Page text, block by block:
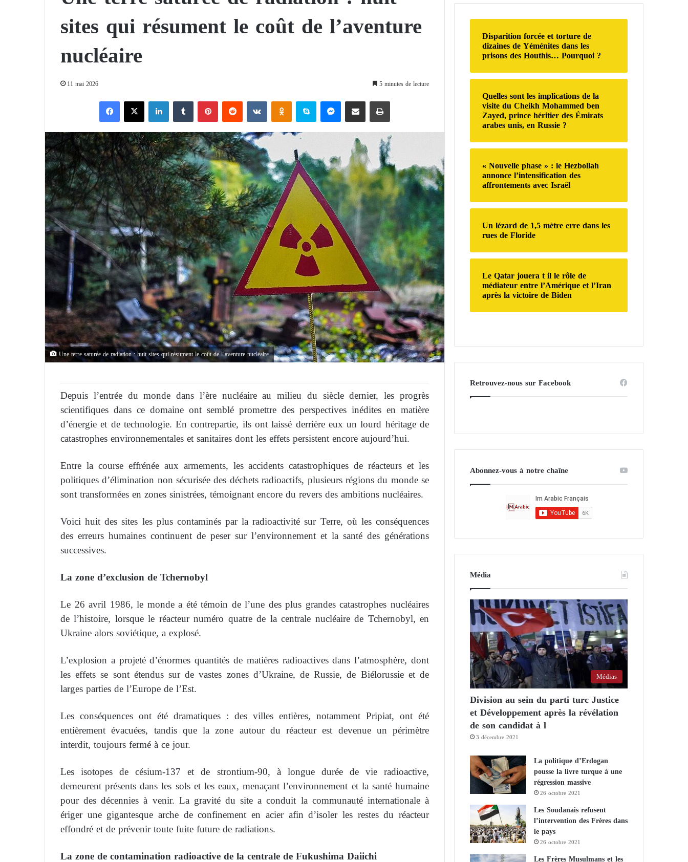
sites qui résument le coût de l’aventure
nucléaire
11 mai 2026 5 minutes de lecture
X
Une terre saturée de radiation : huit sites qui résument le coût de l’aventure nucléaire
Depuis l’entrée du monde dans l’ère nucléaire au milieu du siècle dernier, les progrès
scientifiques dans ce domaine ont semblé promettre des perspectives inédites en matière
d’énergie et de technologie. En contrepartie, ils ont laissé derrière eux un lourd héritage de
catastrophes environnementales et sanitaires dont les effets persistent encore aujourd’hui.
Entre la course effrénée aux armements, les accidents catastrophiques de réacteurs et les
politiques d’élimination non sécurisée des déchets radioactifs, plusieurs régions du monde se
sont transformées en zones sinistrées, témoignant encore du revers des ambitions nucléaires.
Voici huit des sites les plus contaminés par la radioactivité sur Terre, où les conséquences
des erreurs humaines continuent de peser sur l’environnement et la santé des générations
successives.
La zone d’exclusion de Tchernobyl
Le 26 avril 1986, le monde a été témoin de l’une des plus grandes catastrophes nucléaires
de l’histoire, lorsque le réacteur numéro quatre de la centrale nucléaire de Tchernobyl, en
Ukraine alors soviétique, a explosé.
L’explosion a projeté d’énormes quantités de matières radioactives dans l’atmosphère, dont
les effets se sont étendus sur de vastes zones d’Ukraine, de Russie, de Biélorussie et de
larges parties de l’Europe de l’Est.
Les conséquences ont été dramatiques : des villes entières, notamment Pripiat, ont été
entièrement évacuées, tandis que la zone autour du réacteur est devenue un périmètre
interdit, toujours fermé à ce jour.
Les isotopes de césium-137 et de strontium-90, à longue durée de vie radioactive,
demeurent présents dans les sols et les eaux, menaçant l’environnement et la santé humaine
pour des décennies à venir. La gravité du site a conduit la communauté internationale à
ériger une gigantesque arche de confinement en acier afin d’isoler les restes du réacteur
effondré et de prévenir toute fuite future de radiations.
La zone de contamination radioactive de la centrale de Fukushima Daiichi
c
h
e
r
:
Disparition forcée et torture de
dizaines de Yéménites dans les
prisons des Houthis… Pourquoi ?
Quelles sont les implications de la
visite du Cheikh Mohammed ben
Zayed, prince héritier des Émirats
arabes unis, en Russie ?
« Nouvelle phase » : le Hezbollah
annonce l’intensification des
affrontements avec Israël
Un lézard de 1,5 mètre erre dans les
rues de Floride
Le Qatar jouera t il le rôle de
médiateur entre l’Amérique et l’Iran
après la victoire de Biden
Retrouvez-nous sur Facebook
Abonnez-vous à notre chaîne
Média
Médias
Division au sein du parti turc Justice
et Développement après la révélation
de son candidat à l
3 décembre 2021
La politique d’Erdogan
pousse la livre turque à une
régression massive
26 octobre 2021
Les Soudanais refusent
l’intervention des Frères dans
le pays
26 octobre 2021
Les Frères Musulmans et les